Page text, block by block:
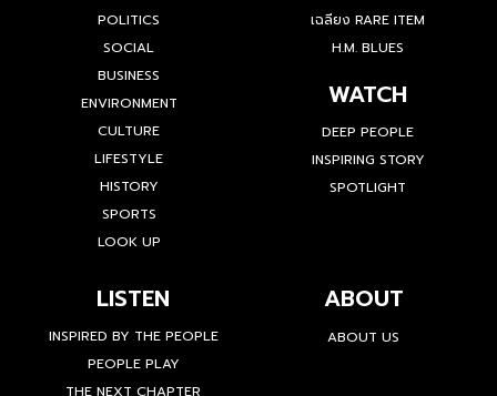
POLITICS
SOCIAL
BUSINESS
ENVIRONMENT
CULTURE
LIFESTYLE
HISTORY
SPORTS
LOOK UP
เฉลียง RARE ITEM
H.M. BLUES
WATCH
DEEP PEOPLE
INSPIRING STORY
SPOTLIGHT
LISTEN
INSPIRED BY THE PEOPLE
PEOPLE PLAY
THE NEXT CHAPTER
ABOUT
ABOUT US